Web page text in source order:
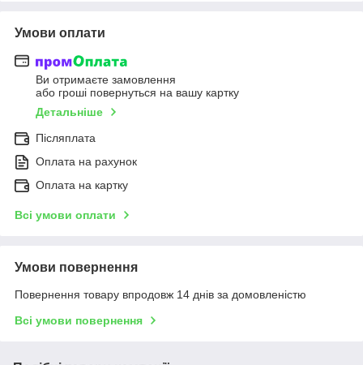
Умови оплати
Ви отримаєте замовлення
або гроші повернуться на вашу картку
Детальніше
Післяплата
Оплата на рахунок
Оплата на картку
Всі умови оплати
Умови повернення
Повернення товару впродовж 14 днів за домовленістю
Всі умови повернення